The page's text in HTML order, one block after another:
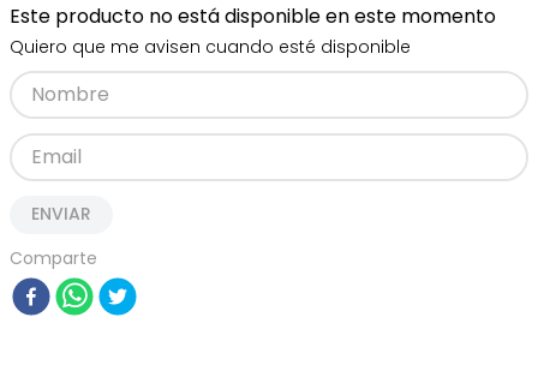
Este producto no está disponible en este momento
Quiero que me avisen cuando esté disponible
ENVIAR
Comparte